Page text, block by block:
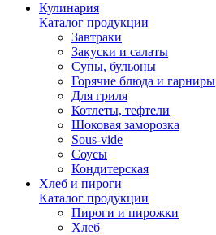
Кулинария
Каталог продукции
Завтраки
Закуски и салаты
Супы, бульоны
Горячие блюда и гарниры
Для гриля
Котлеты, тефтели
Шоковая заморозка
Sous-vide
Соусы
Кондитерская
Хлеб и пироги
Каталог продукции
Пироги и пирожки
Хлеб